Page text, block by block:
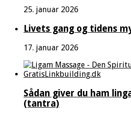
25. januar 2026
Livets gang og tidens
17. januar 2026
Sådan giver du ham
(tantra)